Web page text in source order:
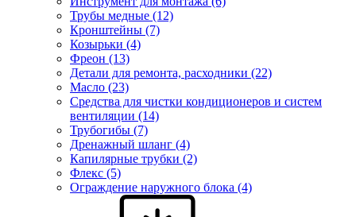
Трубы медные (12)
Кронштейны (7)
Козырьки (4)
Фреон (13)
Детали для ремонта, расходники (22)
Масло (23)
Средства для чистки кондиционеров и систем
вентиляции (14)
Трубогибы (7)
Дренажный шланг (4)
Капилярные трубки (2)
Флекс (5)
Ограждение наружного блока (4)